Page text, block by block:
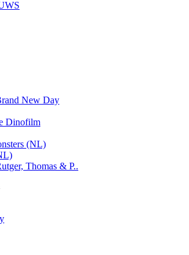
New Day
Dinofilm
(NL)
Thomas & P..